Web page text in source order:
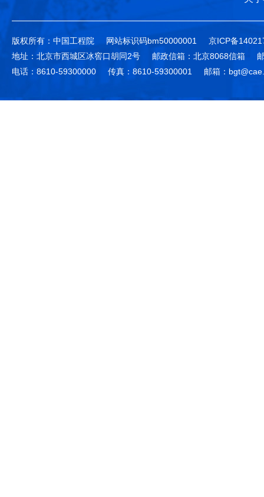
版权所有：中国工程院 网站标识码bm50000001
京ICP备
地址：北京市西城区冰窖口胡同2号
邮政信箱：北京8068信箱
电话：8610-59300000
传真：8610-59300001 邮箱：